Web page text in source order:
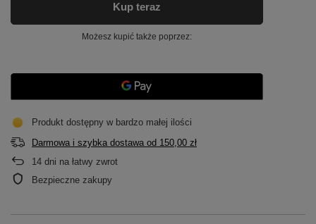
Kup teraz
Możesz kupić także poprzez:
Produkt dostępny w bardzo małej ilości
Darmowa i szybka dostawa od 150,00 zł
14 dni na łatwy zwrot
Bezpieczne zakupy